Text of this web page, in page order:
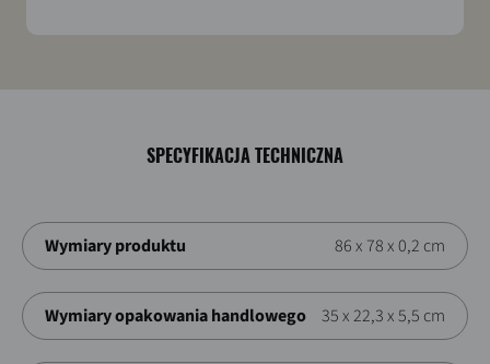
SPECYFIKACJA TECHNICZNA
Wymiary produktu 86 x 78 x 0,2 cm
Wymiary opakowania handlowego 35 x 22,3 x 5,5 cm